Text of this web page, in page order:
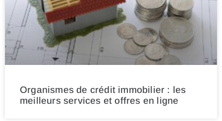
Organismes de crédit immobilier : les
meilleurs services et offres en ligne